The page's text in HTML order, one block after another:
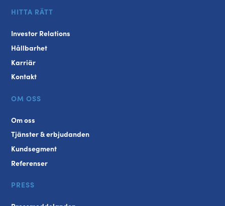
HITTA RÄTT
Investor Relations
Hållbarhet
Karriär
Kontakt
OM OSS
Om oss
Tjänster & erbjudanden
Kundsegment
Referenser
PRESS